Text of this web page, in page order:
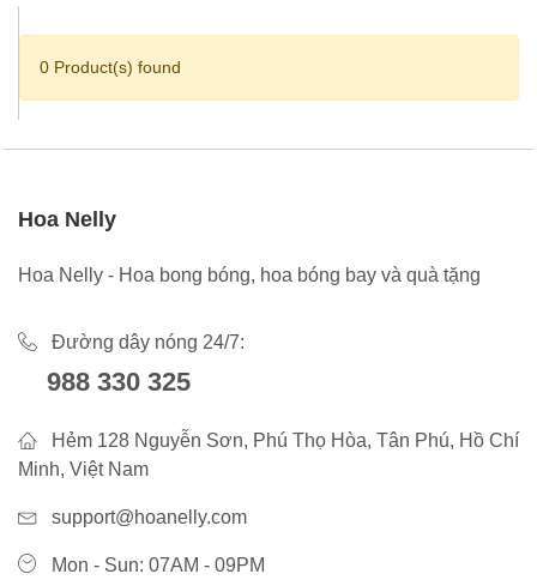
0 Product(s) found
Hoa Nelly
Hoa Nelly - Hoa bong bóng, hoa bóng bay và quà tặng
Đường dây nóng 24/7:
988 330 325
Hẻm 128 Nguyễn Sơn, Phú Thọ Hòa, Tân Phú, Hồ Chí
Minh, Việt Nam
support@hoanelly.com
Mon - Sun: 07AM - 09PM